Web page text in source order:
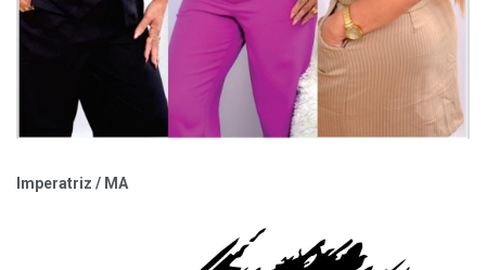
Imperatriz / MA